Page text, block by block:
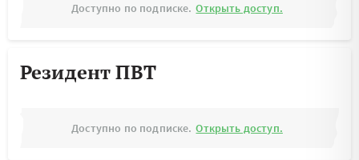
Доступно по подписке. Открыть доступ.
Резидент ПВТ
Доступно по подписке. Открыть доступ.